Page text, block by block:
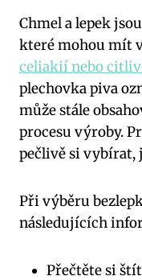
Chmel a lepek
které mohou mít
celiakií nebo
plechovka piva
může stále
procesu výroby.
pečlivě si vybírat,
Při výběru
následujících
Přečtěte si